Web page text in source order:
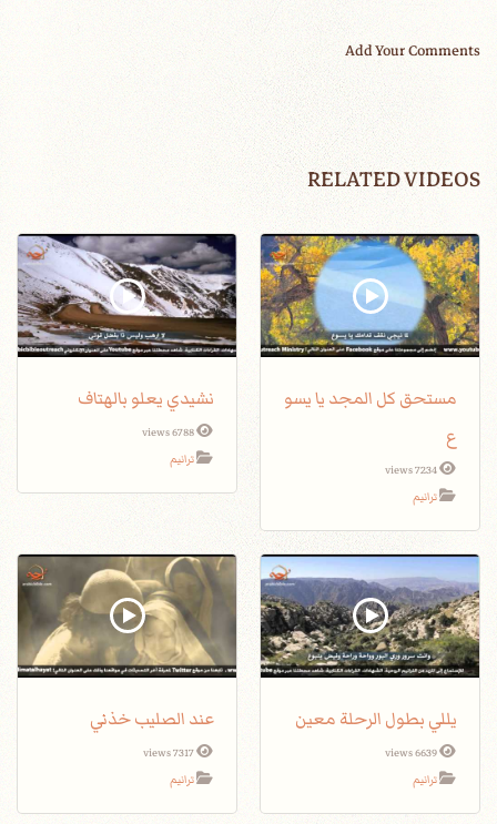
Add Your Comments
RELATED VIDEOS
مستحق كل المجد يا يسو
ع
7234 views
ترانيم
نشيدي يعلو بالهتاف
6788 views
ترانيم
يللي بطول الرحلة معين
6639 views
ترانيم
عند الصليب خذني
7317 views
ترانيم